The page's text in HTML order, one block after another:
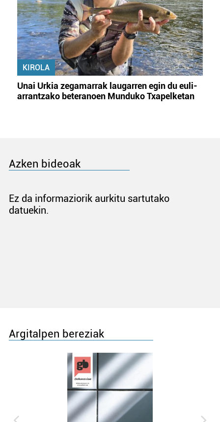
KIROLA
Unai Urkia zegamarrak laugarren egin du euli-
arrantzako beteranoen Munduko Txapelketan
Azken bideoak
Ez da informaziorik aurkitu sartutako
datuekin.
Argitalpen bereziak